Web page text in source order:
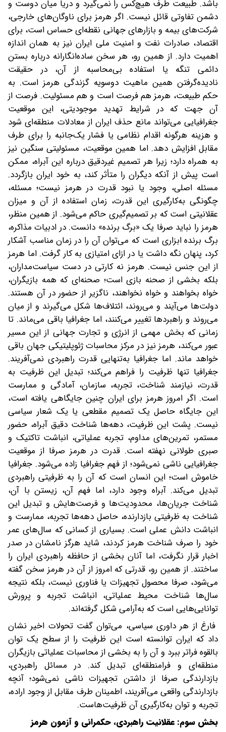
باشد. طبیعت طرف هیچ‌کس را نمی‌گیرد و دریا میان دوست و
دشمن تفاوتی قائل نیست. اگر هرمز برای ناوگان‌های خارجی،
شرکت‌های بیمه و بازارهای جهانی نقطه‌ای حساس است، برای
اقتصاد، صادرات نفت و امنیت ملی ایران نیز به همان اندازه
اهمیت دارد. از همین رو، هر سخن ساده‌انگارانه درباره بستن
دائمی تنگه یا استفاده بی‌محاسبه از آن، در حقیقت
نادیده‌گرفتن همین ماهیت دوسویه گزندگی هرمز است. به
حکم طبیعت، هرمز هم فرصت است و هم مسئولیت. فرصت از
آن جهت که در شرایط تهدید موجودیتی، این موقعیت
جغرافیایی می‌تواند مانع حذف ایران از معادلات منطقه‌ای شود
و هزینه هرگونه اقدام نظامی یا فشار یک‌جانبه را برای طرف
مقابل افزایش دهد. اما همین موقعیت، مسئولیتی سنگین نیز
به همراه دارد؛ زیرا هر تصمیم غیردقیق درباره این آبراه، ممکن
است پیش از آنکه دیگران را متأثر کند، به خود ایران بازگردد.
مسئله اصلی، وجود یا نبود قدرت در هرمز نیست؛ مسئله،
چگونگی به‌کارگیری این قدرت، زمان استفاده از آن و میزان
عقلانیتی است که بر تصمیم‌گیری حاکم می‌شود. از همین منظر،
هرمز را نباید صرفا یک «برگ برنده» دانست. در ادبیات مذاکره،
برگ برنده ابزاری است که می‌توان آن را در زمان مناسب آشکار
کرد، پنهان نگه داشت یا در ازای امتیازی به کار گرفت. اما هرمز
از این جنس نیست. هرمز نه کارتی در دست سیاست‌مداران،
بلکه بخشی از صحنه بازی است؛ صحنه‌ای که همه بازیگران،
خواه بخواهند و خواه نخواهند، ناگزیر از حضور در آن هستند.
دولت‌ها می‌آیند و می‌روند، ائتلاف‌ها شکل می‌گیرند و از میان
می‌روند و راهبردها تغییر می‌کنند، اما جغرافیا باقی می‌ماند. تا
زمانی که بخش مهمی از انرژی و تجارت جهانی از این مسیر
عبور می‌کند، هرمز نیز در مرکز محاسبات ژئوپلیتیکی جهان باقی
خواهد ماند. اما جغرافیا به‌تنهایی قدرت راهبردی نمی‌آفریند.
جغرافیا تنها ظرفیت را فراهم می‌کند؛ تبدیل این ظرفیت به
قدرت، نیازمند شناخت، تجربه، سازمان، آمادگی و ممارست
است. اگر امروز هرمز برای ایران چنین جایگاهی یافته است،
این جایگاه حاصل یک تصمیم مقطعی یا یک شعار سیاسی
نیست. پشت این ظرفیت، دهه‌ها شناخت دقیق آبراه، حضور
مستمر، تمرین‌های مداوم، تجربه عملیاتی، انباشت تاکتیک و
صبری طولانی نهفته است. قدرت در هرمز صرفا از موقعیت
جغرافیایی ناشی نمی‌شود؛ از فهم جغرافیا زاده می‌شود. جغرافیا
خاموش است؛ این انسان است که آن را به ظرفیتی راهبردی
تبدیل می‌کند. آبراه وجود دارد، اما فهم آن، زیستن با آن،
شناخت جریان‌ها، محدودیت‌ها و فرصت‌هایش و تبدیل این
شناخت به ظرفیتی بازدارنده، حاصل دهه‌ها تجربه، ممارست و
انباشت دانش عملی است. بسیاری از کسانی که سال‌های عمر
خود را صرف شناخت هرمز کردند، شاید هرگز نامشان در صدر
اخبار قرار نگرفت، اما آنان بخشی از حافظه راهبردی ایران را
ساختند. از همین رو، قدرتی که امروز از آن در هرمز سخن گفته
می‌شود، صرفا محصول تجهیزات یا فناوری نیست، بلکه نتیجه
سال‌ها شناخت محیط عملیاتی، انباشت تجربه و پرورش
توانایی‌هایی است که به‌آرامی شکل گرفته‌اند.
فارغ از هر داوری سیاسی، می‌توان گفت تحولات اخیر نشان
داد که ایران توانسته است این ظرفیت را از سطح یک توان
بالقوه فراتر ببرد و آن را به بخشی از محاسبات عملیاتی بازیگران
منطقه‌ای و فرامنطقه‌ای تبدیل کند. در مسائل راهبردی،
بازدارندگی صرفا از داشتن تجهیزات ناشی نمی‌شود؛ آنچه
بازدارندگی واقعی می‌آفریند، اطمینان طرف مقابل از وجود اراده،
تجربه و توان به‌کارگیری آن ظرفیت‌هاست.
بخش سوم: عقلانیت راهبردی، حکمرانی و آزمون هرمز